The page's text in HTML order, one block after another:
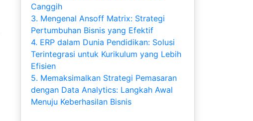
Canggih
3. Mengenal Ansoff Matrix: Strategi
Pertumbuhan Bisnis yang Efektif
4. ERP dalam Dunia Pendidikan: Solusi
Terintegrasi untuk Kurikulum yang Lebih
Efisien
5. Memaksimalkan Strategi Pemasaran
dengan Data Analytics: Langkah Awal
Menuju Keberhasilan Bisnis